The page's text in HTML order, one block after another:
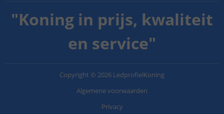
"Koning in prijs, kwaliteit
en service"
Copyright © 2026 LedprofielKoning
Algemene voorwaarden
Privacy